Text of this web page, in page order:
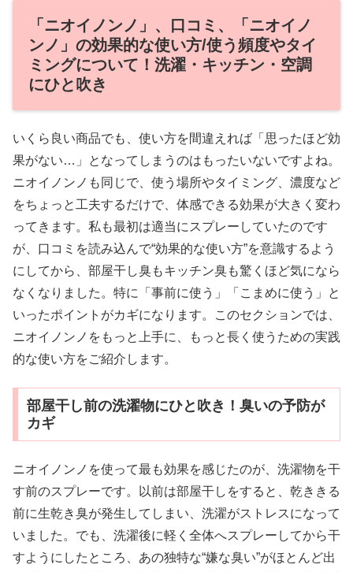
「ニオイノンノ」、口コミ、「ニオイノ
ンノ」の効果的な使い方/使う頻度やタイ
ミングについて！洗濯・キッチン・空調
にひと吹き
いくら良い商品でも、使い方を間違えれば「思ったほど効
果がない…」となってしまうのはもったいないですよね。
ニオイノンノも同じで、使う場所やタイミング、濃度など
をちょっと工夫するだけで、体感できる効果が大きく変わ
ってきます。私も最初は適当にスプレーしていたのです
が、口コミを読み込んで“効果的な使い方”を意識するよう
にしてから、部屋干し臭もキッチン臭も驚くほど気になら
なくなりました。特に「事前に使う」「こまめに使う」と
いったポイントがカギになります。このセクションでは、
ニオイノンノをもっと上手に、もっと長く使うための実践
的な使い方をご紹介します。
部屋干し前の洗濯物にひと吹き！臭いの予防が
カギ
ニオイノンノを使って最も効果を感じたのが、洗濯物を干
す前のスプレーです。以前は部屋干しをすると、乾ききる
前に生乾き臭が発生してしまい、洗濯がストレスになって
いました。でも、洗濯後に軽く全体へスプレーしてから干
すようにしたところ、あの独特な“嫌な臭い”がほとんど出